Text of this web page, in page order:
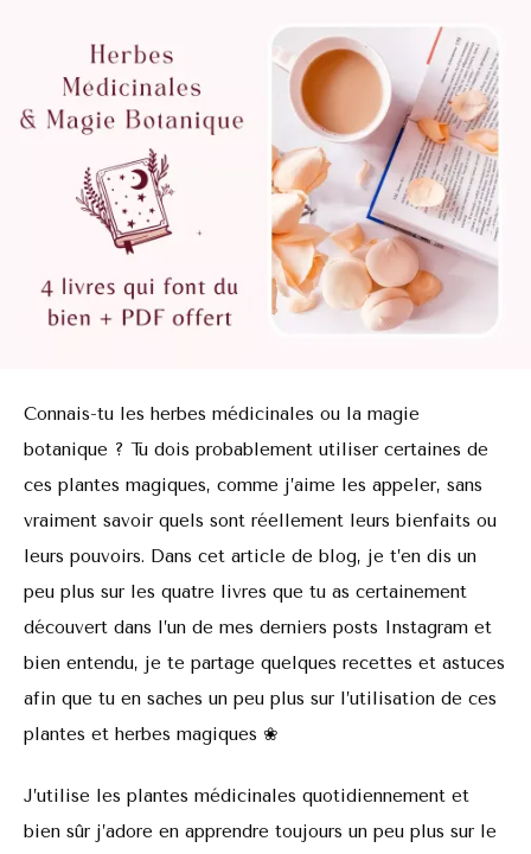
Connais-tu les herbes médicinales ou la magie
botanique ? Tu dois probablement utiliser certaines de
ces plantes magiques, comme j’aime les appeler, sans
vraiment savoir quels sont réellement leurs bienfaits ou
leurs pouvoirs. Dans cet article de blog, je t’en dis un
peu plus sur les quatre livres que tu as certainement
découvert dans l’un de mes derniers posts Instagram et
bien entendu, je te partage quelques recettes et astuces
afin que tu en saches un peu plus sur l’utilisation de ces
plantes et herbes magiques ❀
J’utilise les plantes médicinales quotidiennement et
bien sûr j’adore en apprendre toujours un peu plus sur le